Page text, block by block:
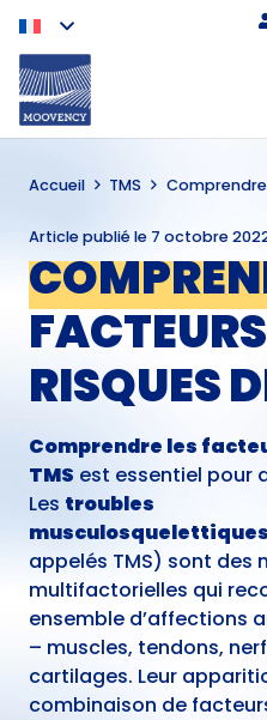
Accueil TMS
Article publié le 7 octobre
RISQUES
Comprendre les
TMS est essentiel pour
Les troubles
musculosquelettiques
appelés TMS) sont des
multifactorielles qui
ensemble d’affections
– muscles, tendons,
cartilages. Leur
combinaison de